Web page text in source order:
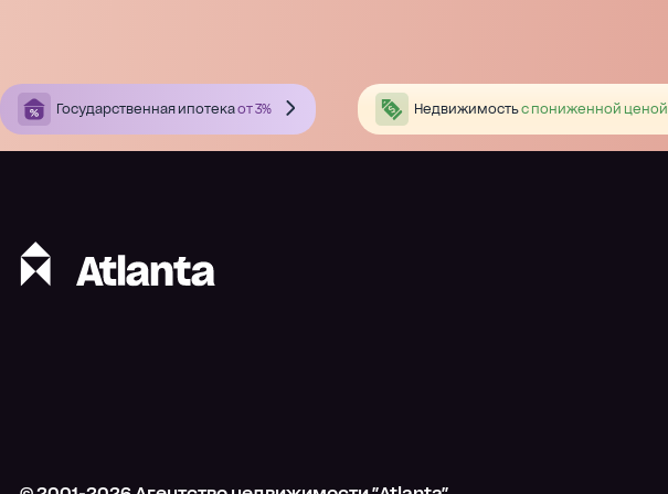
Государственная ипотекаот 3% Недвижимостьс пониженной ценой